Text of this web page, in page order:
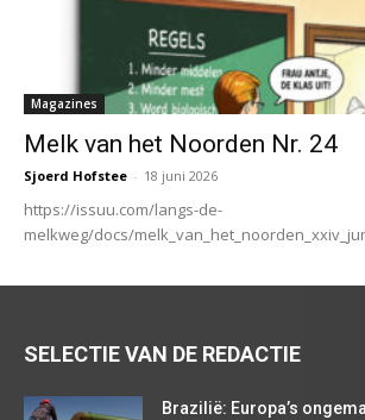
Magazines
Melk van het Noorden Nr. 24
Sjoerd Hofstee - 18 juni 2026
https://issuu.com/langs-de-
melkweg/docs/
SELECTIE VAN DE REDACTIE
Brazilië: Europa’s